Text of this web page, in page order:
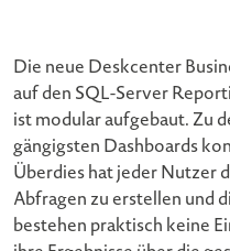
Die neue Deskcenter
auf den SQL-Server
ist modular aufgebaut. Zu
gängigsten Dashboards
Überdies hat jeder Nutzer
Abfragen zu erstellen und
bestehen praktisch keine